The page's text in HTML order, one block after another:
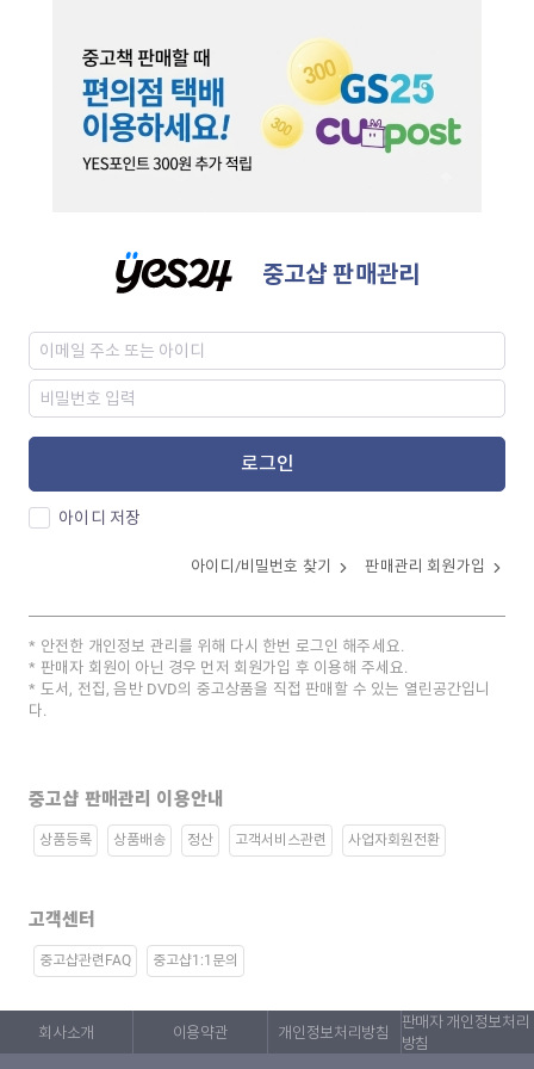
중고샵 판매관리
로그인
아이디 저장
아이디/비밀번호 찾기 판매관리 회원가입
안전한 개인정보 관리를 위해 다시 한번 로그인 해주세요.
판매자 회원이 아닌 경우 먼저 회원가입 후 이용해 주세요.
도서, 전집, 음반 DVD의 중고상품을 직접 판매할 수 있는 열린공간입니
다.
중고샵 판매관리 이용안내
상품등록 상품배송 정산 고객서비스관련 사업자회원전환
고객센터
중고샵관련FAQ 중고샵1:1문의
회사소개 이용약관 개인정보처리방침
판매자 개인정보처리
방침